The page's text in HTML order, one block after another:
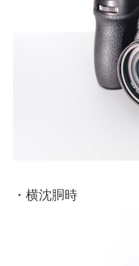
・横沈胴時